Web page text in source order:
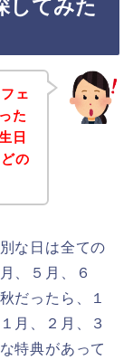
してみた
ェ
た
日
の
な日は全ての
、５月、６
だったら、１
月、２月、３
特典があって